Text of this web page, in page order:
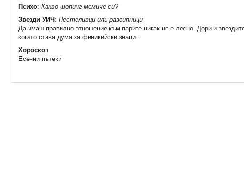
Психо: Какво шопинг момиче си?
Звезди УИЧ: Пестеливци или разсипници
Да имаш правилно отношение към парите никак не е лесно. Дори и
когато става дума за финикийски знаци...
Хороскоп
Есенни пътеки